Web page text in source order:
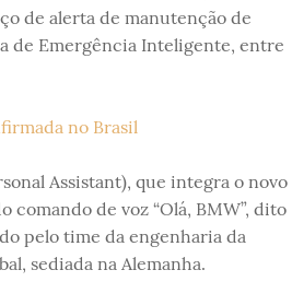
de alerta de manutenção de
de Emergência Inteligente, entre
Assistant), que integra o novo
comando de voz “Olá, BMW”, dito
pelo time da engenharia da
sediada na Alemanha.